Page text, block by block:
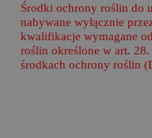
Środki ochrony roślin do
nabywane wyłącznie
kwalifikacje wymagane
roślin określone w art.
środkach ochrony roślin